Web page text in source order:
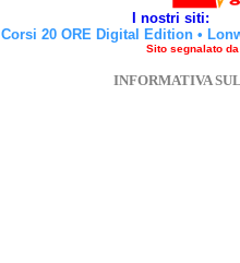
I nostri siti:
Corsi 20 ORE Digital Edition •
Sito segnalato
INFORMATIVA